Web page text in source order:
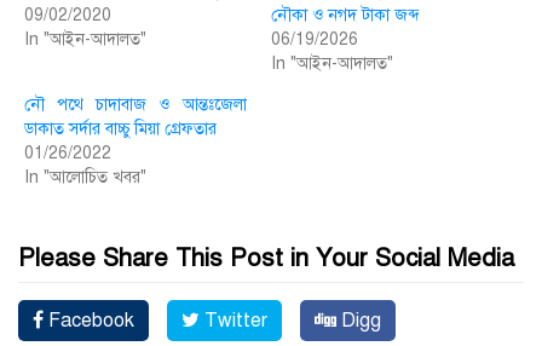
09/02/2020
In "আইন-আদালত"
নৌকা ও নগদ টাকা জব্দ
06/19/2026
In "আইন-আদালত"
নৌ প‌থে চাদাবাজ ও আন্তঃজেলা
ডাকাত সর্দার বাচ্চু মিয়া গ্রেফতার
01/26/2022
In "আলোচিত খবর"
Please Share This Post in Your Social Media
Facebook Twitter Digg